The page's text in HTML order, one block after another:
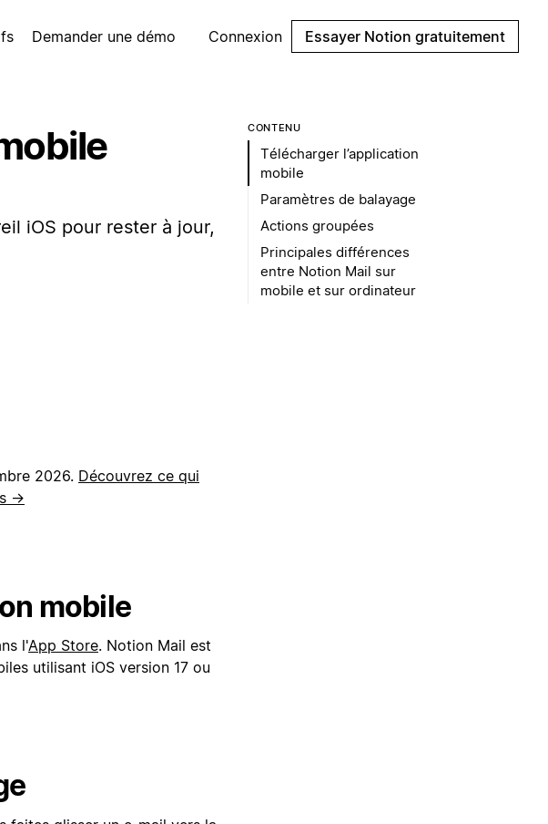
Demander une démo Connexion Essayer Notion gratuitement
iOS pour rester à jour,
2026. Découvrez ce qui
→
mobile
l'App Store. Notion Mail est
utilisant iOS version 17 ou
CONTENU
Télécharger l’application
mobile
Paramètres de balayage
Actions groupées
Principales différences
entre Notion Mail sur
mobile et sur ordinateur